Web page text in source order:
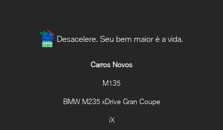
Desacelere. Seu bem maior é a vida.
Carros Novos
M135
BMW M235 xDrive Gran Coupe
iX